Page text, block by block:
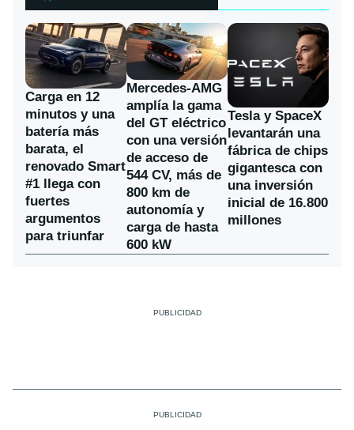
Carga en 12
minutos y una
batería más
barata, el
renovado Smart
#1 llega con
fuertes
argumentos
para triunfar
Mercedes-AMG
amplía la gama
del GT eléctrico
con una versión
de acceso de
544 CV, más de
800 km de
autonomía y
carga de hasta
600 kW
Tesla y SpaceX
levantarán una
fábrica de chips
gigantesca con
una inversión
inicial de 16.800
millones